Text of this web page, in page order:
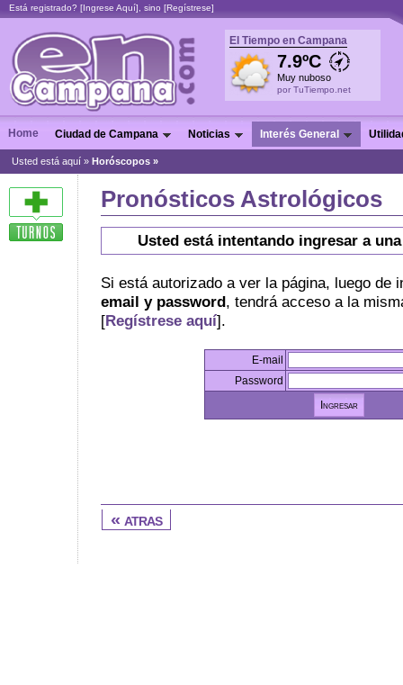
Está registrado? [Ingrese Aquí], sino [Regístrese]
El Tiempo en Campana
7.9ºC
Muy nuboso
por TuTiempo.net
Home Ciudad de Campana Noticias Interés General
Usted está aquí » Horóscopos »
Pronósticos Astrológicos
Usted está intentando ingresar a
Si está autorizado a ver la página, luego de
email y password, tendrá acceso a la
[Regístrese aquí].
E-mail
Password
« atras